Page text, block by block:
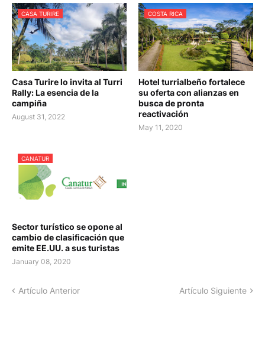
CASA TURIRE
Casa Turire lo invita al Turri
Rally: La esencia de la
campiña
August 31, 2022
COSTA RICA
Hotel turrialbeño fortalece
su oferta con alianzas en
busca de pronta
reactivación
May 11, 2020
CANATUR
Sector turístico se opone al
cambio de clasificación que
emite EE.UU. a sus turistas
January 08, 2020
Artículo Anterior Artículo Siguiente